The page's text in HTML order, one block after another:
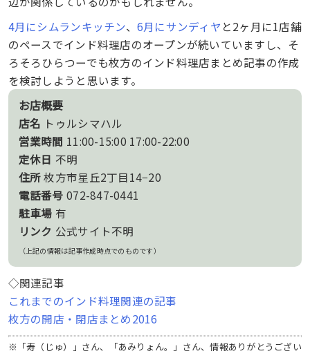
4月にシムランキッチン、 6月にサンディヤ と2ヶ月に1店舗
のペースでインド料理店のオープンが続いていますし、そ
ろそろひらつーでも枚方のインド料理店まとめ記事の作成
を検討しようと思います。
お店概要
店名 トゥルシマハル
営業時間 11:00-15:00 17:00-22:00
定休日 不明
住所枚方市星丘2丁目14−20
電話番号 072-847-0441
駐車場 有
リンク 公式サイト不明
（上記の情報は記事作成時点でのものです）
◇関連記事
これまでのインド料理関連の記事
枚方の開店・閉店まとめ2016
※「寿（じゅ）」さん、「あみりょん。」さん、情報ありがとうござい